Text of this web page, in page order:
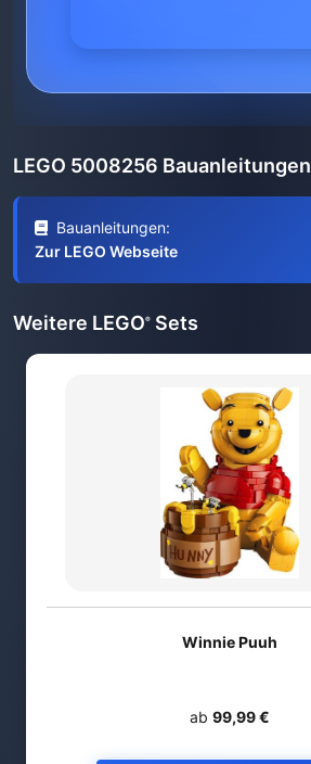
LEGO 5008256 Bauanleitungen
Bauanleitungen:
Zur LEGO Webseite
Weitere LEGO® Sets
Winnie Puuh
ab 99,99 €